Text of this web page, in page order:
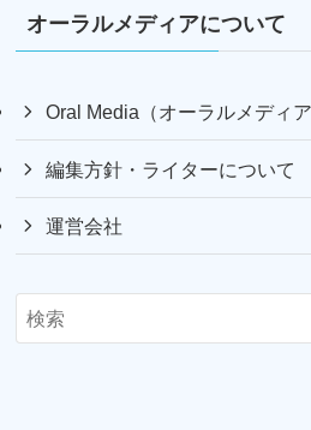
オーラルメディアについて
Oral Media（オーラルメディ
編集方針・ライターについて
運営会社